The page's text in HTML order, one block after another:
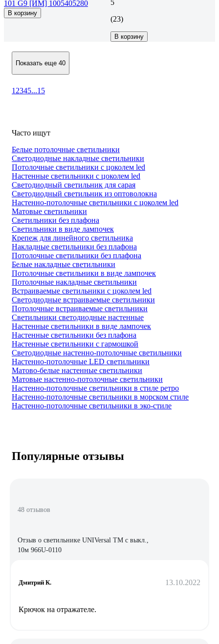
101 G9 [ИМ] 1005405280
В корзину
5
(23)
В корзину
Показать еще 40
1 2345...15
Часто ищут
Белые потолочные светильники
Светодиодные накладные светильники
Потолочные светильники с цоколем led
Настенные светильники с цоколем led
Светодиодный светильник для сарая
Светодиодный светильник из оптоволокна
Настенно-потолочные светильники с цоколем led
Матовые светильники
Светильники без плафона
Светильники в виде лампочек
Крепеж для линейного светильника
Накладные светильники без плафона
Потолочные светильники без плафона
Белые накладные светильники
Потолочные светильники в виде лампочек
Потолочные накладные светильники
Встраиваемые светильники с цоколем led
Светодиодные встраиваемые светильники
Потолочные встраиваемые светильники
Светильники светодиодные настенные
Настенные светильники в виде лампочек
Настенные светильники без плафона
Настенные светильники с гармошкой
Светодиодные настенно-потолочные светильники
Настенно-потолочные LED светильники
Матово-белые настенные светильники
Матовые настенно-потолочные светильники
Настенно-потолочные светильники в стиле ретро
Настенно-потолочные светильники в морском стиле
Настенно-потолочные светильники в эко-стиле
Популярные отзывы
48 отзывов
Отзыв о светильнике UNIVersal ТМ c выкл.,
10м 966U-0110
Дмитрий К. 13.10.2022
Крючок на отражателе.